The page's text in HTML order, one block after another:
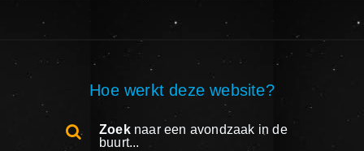
Hoe werkt deze website?
Zoeknaar een avondzaak in de
buurt...